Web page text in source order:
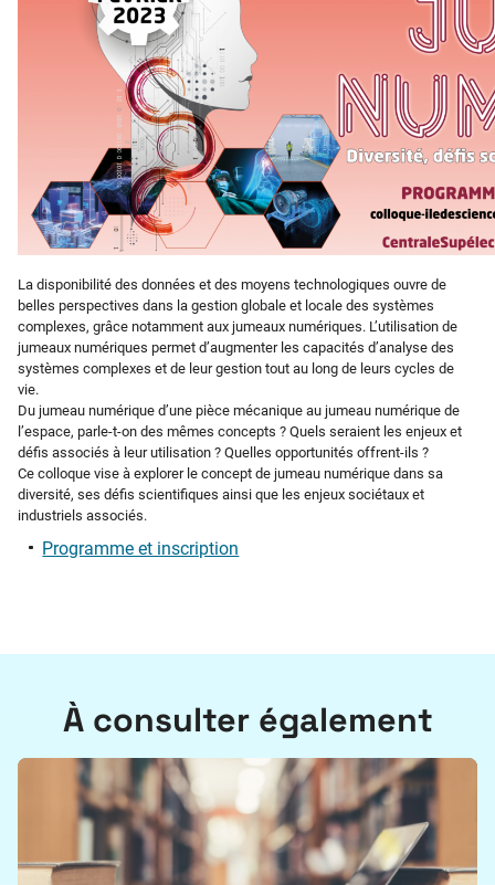
La disponibilité des données et des moyens technologiques ouvre de
belles perspectives dans la gestion globale et locale des systèmes
complexes, grâce notamment aux jumeaux numériques. L’utilisation de
jumeaux numériques permet d’augmenter les capacités d’analyse des
systèmes complexes et de leur gestion tout au long de leurs cycles de
vie.
Du jumeau numérique d’une pièce mécanique au jumeau numérique de
l’espace, parle-t-on des mêmes concepts ? Quels seraient les enjeux et
défis associés à leur utilisation ? Quelles opportunités offrent-ils ?
Ce colloque vise à explorer le concept de jumeau numérique dans sa
diversité, ses défis scientifiques ainsi que les enjeux sociétaux et
industriels associés.
Programme et inscription
À consulter également